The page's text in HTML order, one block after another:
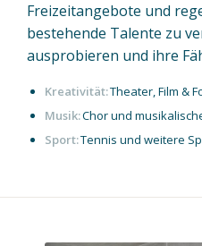
Freizeitangebote und
bestehende Talente zu
ausprobieren und ihre
Kreativität:Theater, Film &
Musik:Chor und
Sport:Tennis und weitere